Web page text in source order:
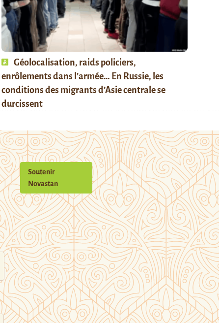
Géolocalisation, raids policiers,
enrôlements dans l’armée… En Russie, les
conditions des migrants d’Asie centrale se
durcissent
Soutenir
Novastan